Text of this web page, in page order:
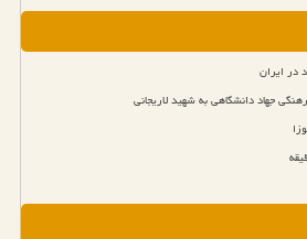
در ایران
جهاد دانشگاهی به شهید لاریجانی